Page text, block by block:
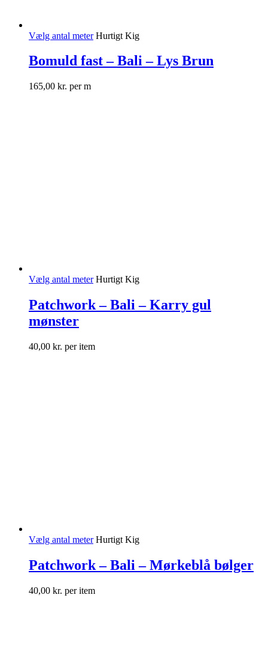
Vælg antal meter Hurtigt Kig
Bomuld fast – Bali – Lys Brun
165,00 kr. per m
Vælg antal meter Hurtigt Kig
Patchwork – Bali – Karry gul
mønster
40,00 kr. per item
Vælg antal meter Hurtigt Kig
Patchwork – Bali – Mørkeblå bølger
40,00 kr. per item